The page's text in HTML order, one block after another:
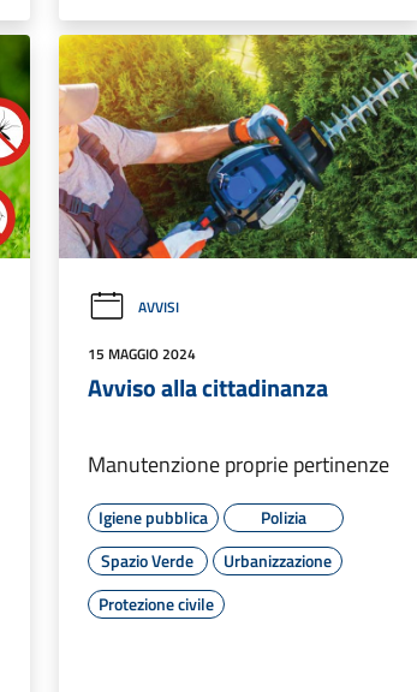
AVVISI
15 MAGGIO 2024
Avviso alla cittadinanza
Manutenzione proprie pertinenze
Igiene pubblica
Polizia
Spazio Verde
Urbanizzazione
Protezione civile